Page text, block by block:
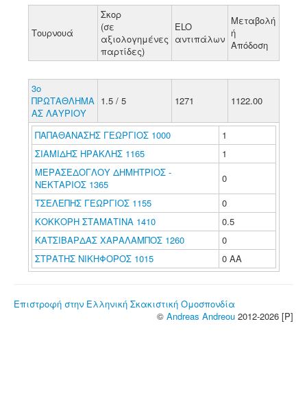
Τουρνουά
Σκορ
(σε
αξιολογημένες
παρτίδες)
ELO
αντιπάλων
Μεταβολή
ή
Απόδοση
3ο
ΠΡΩΤΑΘΛΗΜΑ
ΑΣ ΛΑΥΡΙΟΥ
1.5 / 5 1271 1122.00
ΠΑΠΑΘΑΝΑΣΗΣ ΓΕΩΡΓΙΟΣ 1000
1
ΣΙΑΜΙΔΗΣ ΗΡΑΚΛΗΣ 1165
1
ΜΕΡΑΣΕΔΟΓΛΟΥ ΔΗΜΗΤΡΙΟΣ -
ΝΕΚΤΑΡΙΟΣ 1365
0
ΤΣΕΛΕΠΗΣ ΓΕΩΡΓΙΟΣ 1155
0
ΚΟΚΚΟΡΗ ΣΤΑΜΑΤΙΝΑ 1410
0.5
ΚΑΤΣΙΒΑΡΔΑΣ ΧΑΡΑΛΑΜΠΟΣ 1260
0
ΣΤΡΑΤΗΣ ΝΙΚΗΦΟΡΟΣ 1015
0 ΑΑ
Επιστροφή στην Ελληνική Σκακιστική Ομοσπονδία
© Andreas Andreou 2012-2026 [P]